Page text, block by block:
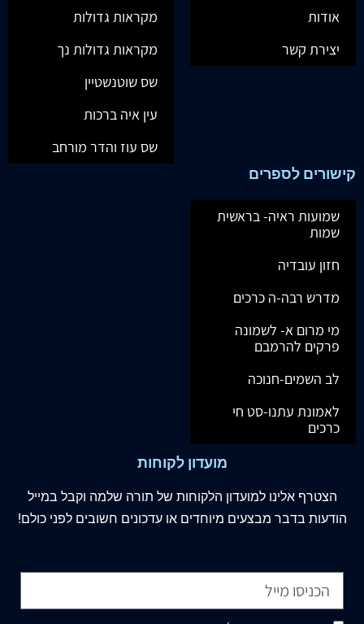
אודות
יצירת קשר
מקראות גדולות
מקראות גדולות נך
שס שוטנשטיין
עין איה ברכות
שס עוז והדר מורחב
קישורים לספרים
שמועות ראיה- בראשית
שמות
חזון עובדיה
מדרש רבה-ה כרכים
מי מרום א- לשמונה
פרקים להרמבם
לב השמים-חנוכה
לאמונת עתנו-סט חי
כרכים
מועדון לקוחות
הצטרף אלינו למועדון הלקוחות של תורה שלמה וקבל במייל
הודעות בדבר מבצעים מיוחדים או עדכונים חשובים לפני כולם!